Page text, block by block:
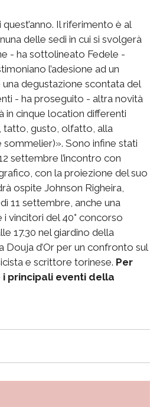
Il riferimento è al
delle sedi in cui si svolgerà
- ha sottolineato Fedele -
l’adesione ad un
degustazione scontata del
- ha proseguito - altra novità
in cinque location differenti
tatto, gusto, olfatto, alla
Sono infine stati
settembre l’incontro con
con la proiezione del suo
ospite Johnson Righeira,
11 settembre, anche una
i vincitori del 40° concorso
17.30 nel giardino della
d’Or per un confronto sul
e scrittore torinese. Per
principali eventi della